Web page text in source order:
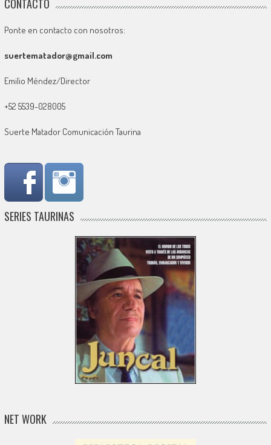
CONTACTO
Ponte en contacto con nosotros:
suertematador@gmail.com
Emilio Méndez/Director
+52 5539-028005
Suerte Matador Comunicación Taurina
SERIES TAURINAS
NET WORK